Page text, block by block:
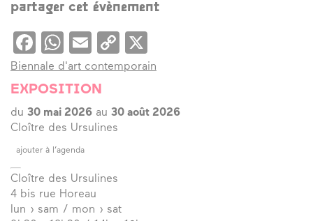
partager cet évènement
Facebook
WhatsApp
EmailCopy
Link
Biennale d'art contemporain
EXPOSITION
du 30 mai 2026 au 30 août 2026
Cloître des Ursulines
ajouter à l’agenda
Cloître des Ursulines
4 bis rue Horeau
lun › sam / mon › sat